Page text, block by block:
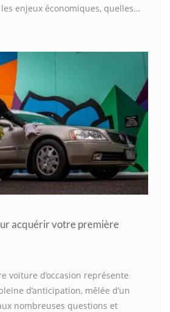
enjeux économiques, quelles…
acquérir votre première
voiture d’occasion représente
d’anticipation, mêlée d’un
nombreuses questions et